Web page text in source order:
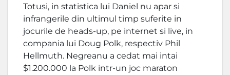
Totusi, in statistica lui Daniel nu apar si
infrangerile din ultimul timp suferite in
jocurile de heads-up, pe internet si live, in
compania lui Doug Polk, respectiv Phil
Hellmuth. Negreanu a cedat mai intai
$1.200.000 la Polk intr-un joc maraton